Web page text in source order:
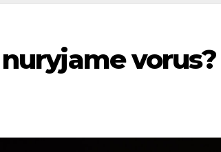
vorus?